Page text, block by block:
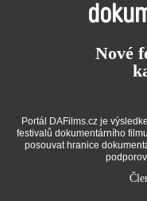
Nové
Portál DAFilms.cz je
festivalů dokumentárního
posouvat hranice